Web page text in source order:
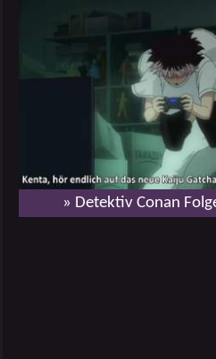
» Detektiv Conan